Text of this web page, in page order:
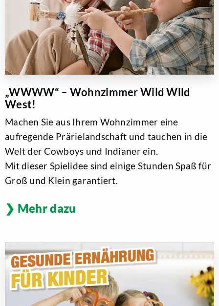
„WWWW“ – Wohnzimmer Wild Wild
West!
Machen Sie aus Ihrem Wohnzimmer eine
aufregende Prärielandschaft und tauchen in die
Welt der Cowboys und Indianer ein.
Mit dieser Spielidee sind einige Stunden Spaß für
Groß und Klein garantiert.
Mehr dazu